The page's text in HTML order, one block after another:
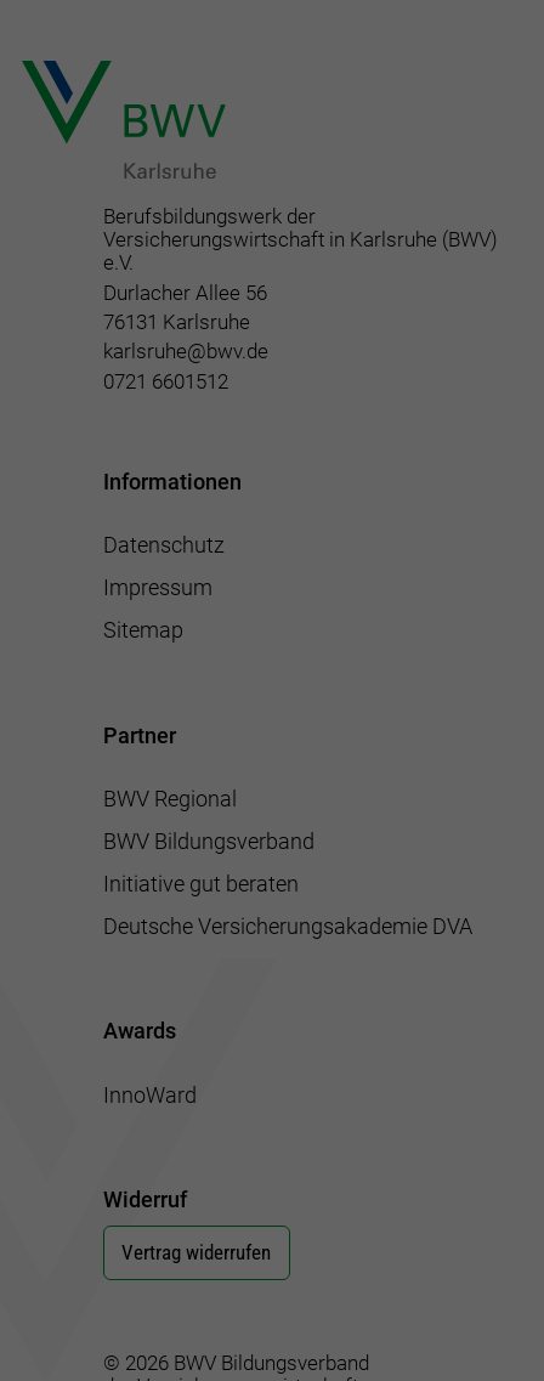
Berufsbildungswerk der
Versicherungswirtschaft in Karlsruhe (BWV)
e.V.
Durlacher Allee 56
76131 Karlsruhe
karlsruhe@bwv.de
0721 6601512
Informationen
Datenschutz
Impressum
Sitemap
Partner
BWV Regional
BWV Bildungsverband
Initiative gut beraten
Deutsche Versicherungsakademie DVA
Awards
InnoWard
Widerruf
Vertrag widerrufen
© 2026 BWV Bildungsverband